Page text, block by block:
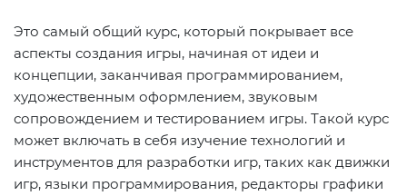
Это самый общий курс, который покрывает все
аспекты создания игры, начиная от идеи и
концепции, заканчивая программированием,
художественным оформлением, звуковым
сопровождением и тестированием игры. Такой курс
может включать в себя изучение технологий и
инструментов для разработки игр, таких как движки
игр, языки программирования, редакторы графики